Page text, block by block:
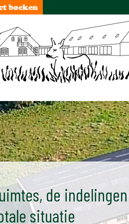
boeken
de
situatie